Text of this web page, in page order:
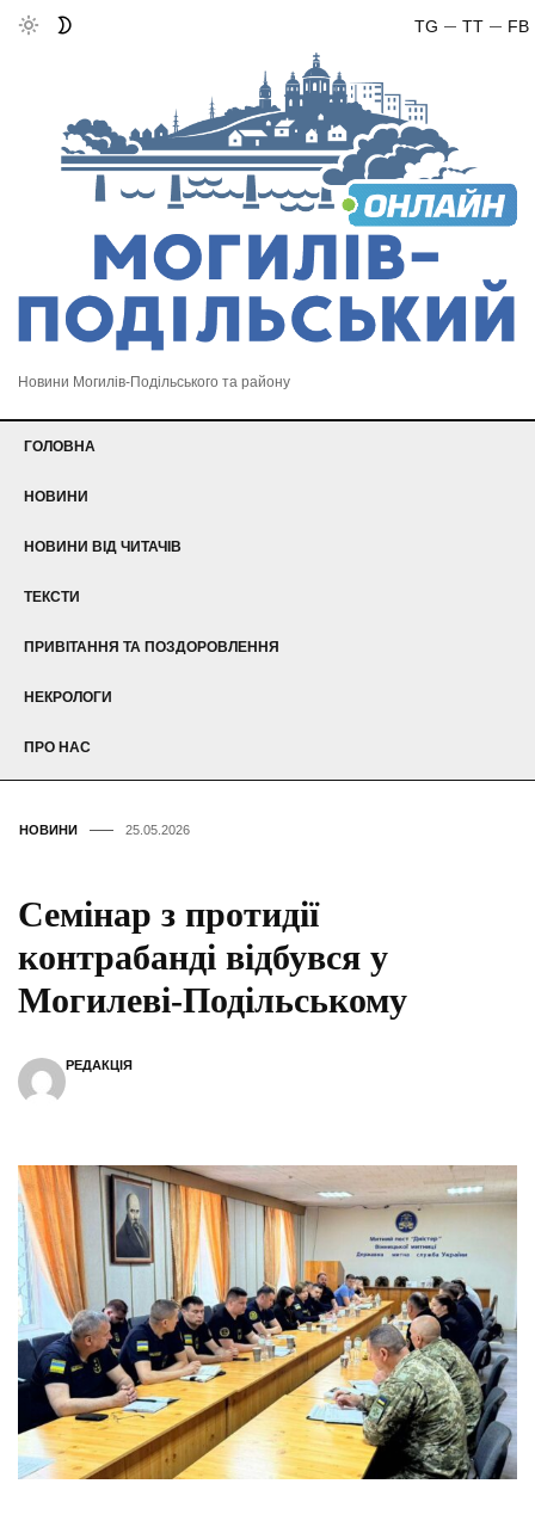
FB
TT
TG
Новини Могилів-Подільського та району
ГОЛОВНА
НОВИНИ
НОВИНИ ВІД ЧИТАЧІВ
ТЕКСТИ
ПРИВІТАННЯ ТА ПОЗДОРОВЛЕННЯ
НЕКРОЛОГИ
ПРО НАС
НОВИНИ 25.05.2026
Семінар з протидії
контрабанді відбувся у
Могилеві-Подільському
РЕДАКЦІЯ